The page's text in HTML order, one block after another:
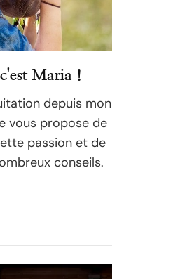
Maria !
depuis mon
vous propose de
passion et de
conseils.